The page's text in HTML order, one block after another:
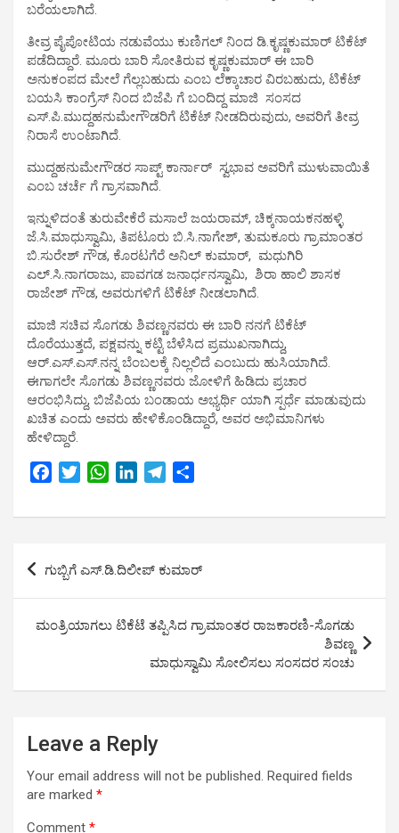
ಬರೆಯಲಾಗಿದೆ.
ತೀವ್ರ ಪೈಪೋಟಿಯ ನಡುವೆಯು ಕುಣಿಗಲ್ ನಿಂದ ಡಿ.ಕೃಷ್ಣಕುಮಾರ್ ಟಿಕೆಟ್
ಪಡೆದಿದ್ದಾರೆ. ಮೂರು ಬಾರಿ ಸೋತಿರುವ ಕೃಷ್ಣಕುಮಾರ್ ಈ ಬಾರಿ
ಅನುಕಂಪದ ಮೇಲೆ ಗೆಲ್ಲಬಹುದು ಎಂಬ ಲೆಕ್ಕಾಚಾರ ವಿರಬಹುದು, ಟಿಕೆಟ್
ಬಯಸಿ ಕಾಂಗ್ರೆಸ್ ನಿಂದ ಬಿಜೆಪಿ ಗೆ ಬಂದಿದ್ದ ಮಾಜಿ ಸಂಸದ
ಎಸ್.ಪಿ.ಮುದ್ದಹನುಮೇಗೌಡರಿಗೆ ಟಿಕೆಟ್ ನೀಡದಿರುವುದು, ಅವರಿಗೆ ತೀವ್ರ
ನಿರಾಸೆ ಉಂಟಾಗಿದೆ.
ಮುದ್ದಹನುಮೇಗೌಡರ ಸಾಪ್ಟ್ ಕಾರ್ನಾರ್ ಸ್ವಭಾವ ಅವರಿಗೆ ಮುಳುವಾಯಿತೆ
ಎಂಬ ಚರ್ಚೆ ಗೆ ಗ್ರಾಸವಾಗಿದೆ.
ಇನ್ನುಳಿದಂತೆ ತುರುವೇಕೆರೆ ಮಸಾಲೆ ಜಯರಾಮ್, ಚಿಕ್ಕನಾಯಕನಹಳ್ಳಿ
ಜೆ.ಸಿ.ಮಾಧುಸ್ವಾಮಿ, ತಿಪಟೂರು ಬಿ.ಸಿ.ನಾಗೇಶ್, ತುಮಕೂರು ಗ್ರಾಮಾಂತರ
ಬಿ.ಸುರೇಶ್ ಗೌಡ, ಕೊರಟಗೆರೆ ಅನಿಲ್ ಕುಮಾರ್, ಮಧುಗಿರಿ
ಎಲ್.ಸಿ.ನಾಗರಾಜು, ಪಾವಗಡ ಜನಾರ್ಧನಸ್ವಾಮಿ, ಶಿರಾ ಹಾಲಿ ಶಾಸಕ
ರಾಜೇಶ್ ಗೌಡ, ಅವರುಗಳಿಗೆ ಟಿಕೆಟ್ ನೀಡಲಾಗಿದೆ.
ಮಾಜಿ ಸಚಿವ ಸೊಗಡು ಶಿವಣ್ಣನವರು ಈ ಬಾರಿ ನನಗೆ ಟಿಕೆಟ್
ದೊರೆಯುತ್ತದೆ, ಪಕ್ಷವನ್ನು ಕಟ್ಟಿ ಬೆಳೆಸಿದ ಪ್ರಮುಖನಾಗಿದ್ದು,
ಆರ್‌.ಎಸ್.ಎಸ್.ನನ್ನ ಬೆಂಬಲಕ್ಕೆ ನಿಲ್ಲಲಿದೆ ಎಂಬುದು ಹುಸಿಯಾಗಿದೆ.
ಈಗಾಗಲೇ ಸೊಗಡು ಶಿವಣ್ಣನವರು ಜೋಳಿಗೆ ಹಿಡಿದು ಪ್ರಚಾರ
ಆರಂಭಿಸಿದ್ದು, ಬಿಜೆಪಿಯ ಬಂಡಾಯ ಅಭ್ಯರ್ಥಿ ಯಾಗಿ ಸ್ಪರ್ಧೆ ಮಾಡುವುದು
ಖಚಿತ ಎಂದು ಅವರು ಹೇಳಿಕೊಂಡಿದ್ದಾರೆ, ಅವರ ಅಭಿಮಾನಿಗಳು
ಹೇಳಿದ್ದಾರೆ.
c
o
o
k
i
e
r
W
a
A
p
p
n
d
I
n
l
r
a
m
a
Post
navigation
ಗುಬ್ಬಿಗೆ ಎಸ್.ಡಿ.ದಿಲೀಪ್ ಕುಮಾರ್
ಮಂತ್ರಿಯಾಗಲು ಟಿಕೆಟೆ ತಪ್ಪಿಸಿದ ಗ್ರಾಮಾಂತರ ರಾಜಕಾರಣಿ-ಸೊಗಡು
ಶಿವಣ್ಣ
ಮಾಧುಸ್ವಾಮಿ ಸೋಲಿಸಲು ಸಂಸದರ ಸಂಚು
Leave a Reply
Your email address will not be published. Required fields
are marked *
Comment *